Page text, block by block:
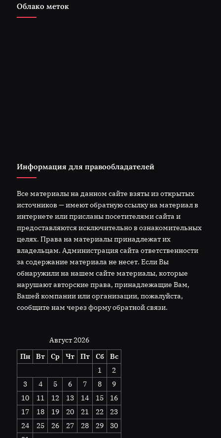
Облако меток
Информация для правообладателей
Все материалы на данном сайте взяты из открытых
источников — имеют обратную ссылку на материал в
интернете или присланы посетителями сайта и
предоставляются исключительно в ознакомительных
целях. Права на материалы принадлежат их
владельцам. Администрация сайта ответственности
за содержание материала не несет. Если Вы
обнаружили на нашем сайте материалы, которые
нарушают авторские права, принадлежащие Вам,
Вашей компании или организации, пожалуйста,
сообщите нам через форму обратной связи.
Август 2026
Пн
Вт Ср Чт Пт Сб
Вс
1
2
3
4 5 6 7 8
9
10
11 12 13 14 15
16
17
18 19 20 21 22
23
24
25 26 27 28 29
30